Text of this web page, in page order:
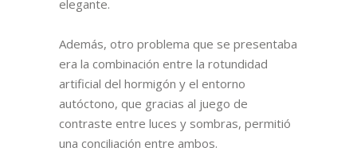
elegante.
Además, otro problema que se presentaba
era la combinación entre la rotundidad
artificial del hormigón y el entorno
autóctono, que gracias al juego de
contraste entre luces y sombras, permitió
una conciliación entre ambos.